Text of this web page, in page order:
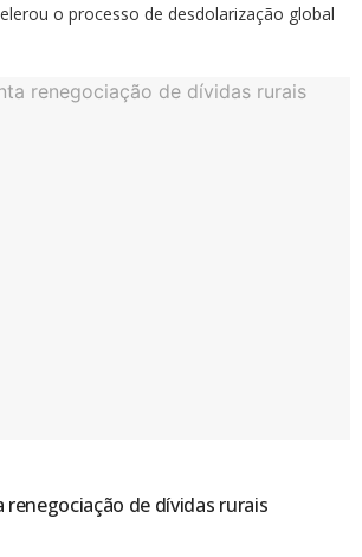
o processo de desdolarização global
de dívidas rurais